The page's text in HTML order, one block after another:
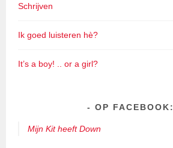
Schrijven
Ik goed luisteren hè?
It’s a boy! .. or a girl?
OP FACEBOOK:
Mijn Kit heeft Down